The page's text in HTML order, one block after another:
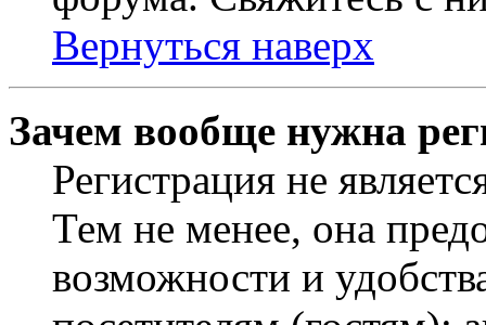
Вернуться наверх
Зачем вообще нужна
Регистрация не
Тем не менее, она
возможности и